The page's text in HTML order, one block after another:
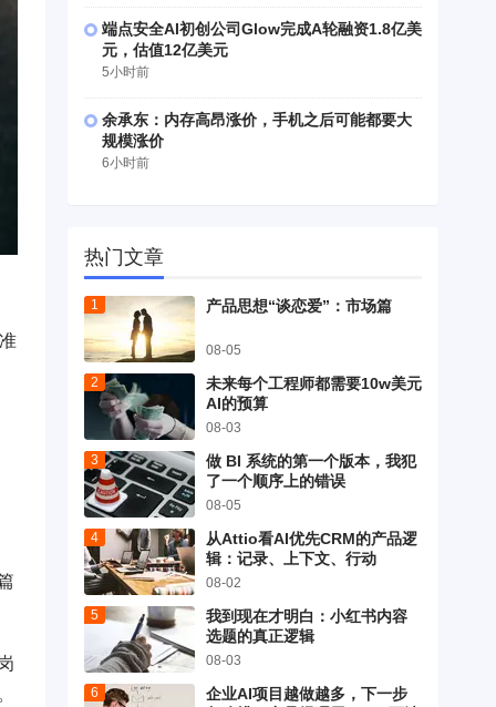
端点安全AI初创公司Glow完成A轮融资1.8亿美
元，估值12亿美元
5小时前
余承东：内存高昂涨价，手机之后可能都要大
规模涨价
6小时前
热门文章
产品思想“谈恋爱”：市场篇
08-05
未来每个工程师都需要10w美元
AI的预算
08-03
做 BI 系统的第一个版本，我犯
了一个顺序上的错误
08-05
从Attio看AI优先CRM的产品逻
辑：记录、上下文、行动
08-02
我到现在才明白：小红书内容
选题的真正逻辑
08-03
企业AI项目越做越多，下一步